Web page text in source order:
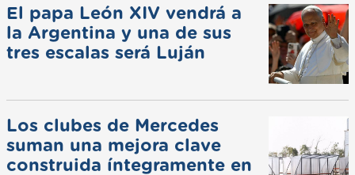
El papa León XIV vendrá a
la Argentina y una de sus
tres escalas será Luján
Los clubes de Mercedes
suman una mejora clave
construida íntegramente en